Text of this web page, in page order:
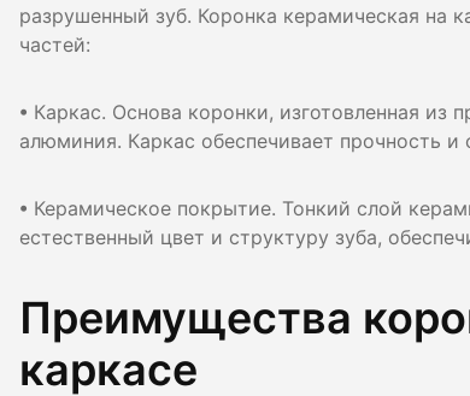
разрушенный зуб. Коронка керамическая на
частей:
• Каркас. Основа коронки, изготовленная из
алюминия. Каркас обеспечивает прочность и
• Керамическое покрытие. Тонкий слой
естественный цвет и структуру зуба,
Преимущества
каркасе